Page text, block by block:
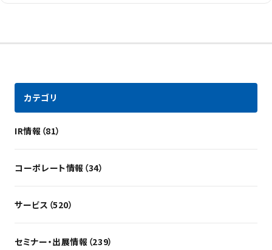
カテゴリ
IR情報（81）
コーポレート情報（34）
サービス（520）
セミナー・出展情報（239）